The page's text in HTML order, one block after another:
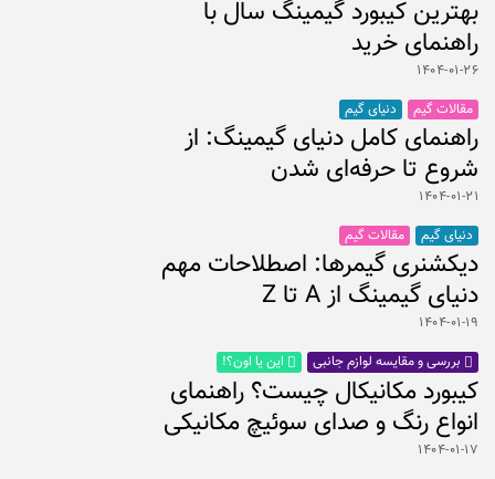
بهترین کیبورد گیمینگ سال با
راهنمای خرید
۱۴۰۴-۰۱-۲۶
مقالات گیم
دنیای گیم
راهنمای کامل دنیای گیمینگ: از
شروع تا حرفه‌ای شدن
۱۴۰۴-۰۱-۲۱
دنیای گیم
مقالات گیم
دیکشنری گیمرها: اصطلاحات مهم
دنیای گیمینگ از A تا Z
۱۴۰۴-۰۱-۱۹
بررسی و مقایسه لوازم جانبی
این یا اون؟!
کیبورد مکانیکال چیست؟ راهنمای
انواع رنگ و صدای سوئیچ مکانیکی
۱۴۰۴-۰۱-۱۷